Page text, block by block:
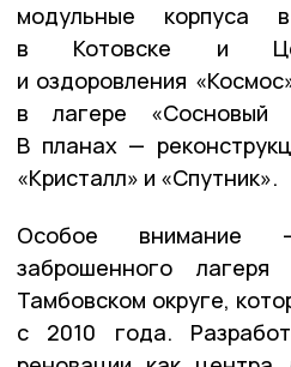
модульные корпуса
в Котовске и
и оздоровления
в лагере «Сосновый
В планах —
«Кристалл» и «Спутник».
Особое внимание
заброшенного
Тамбовском округе,
с 2010 года.